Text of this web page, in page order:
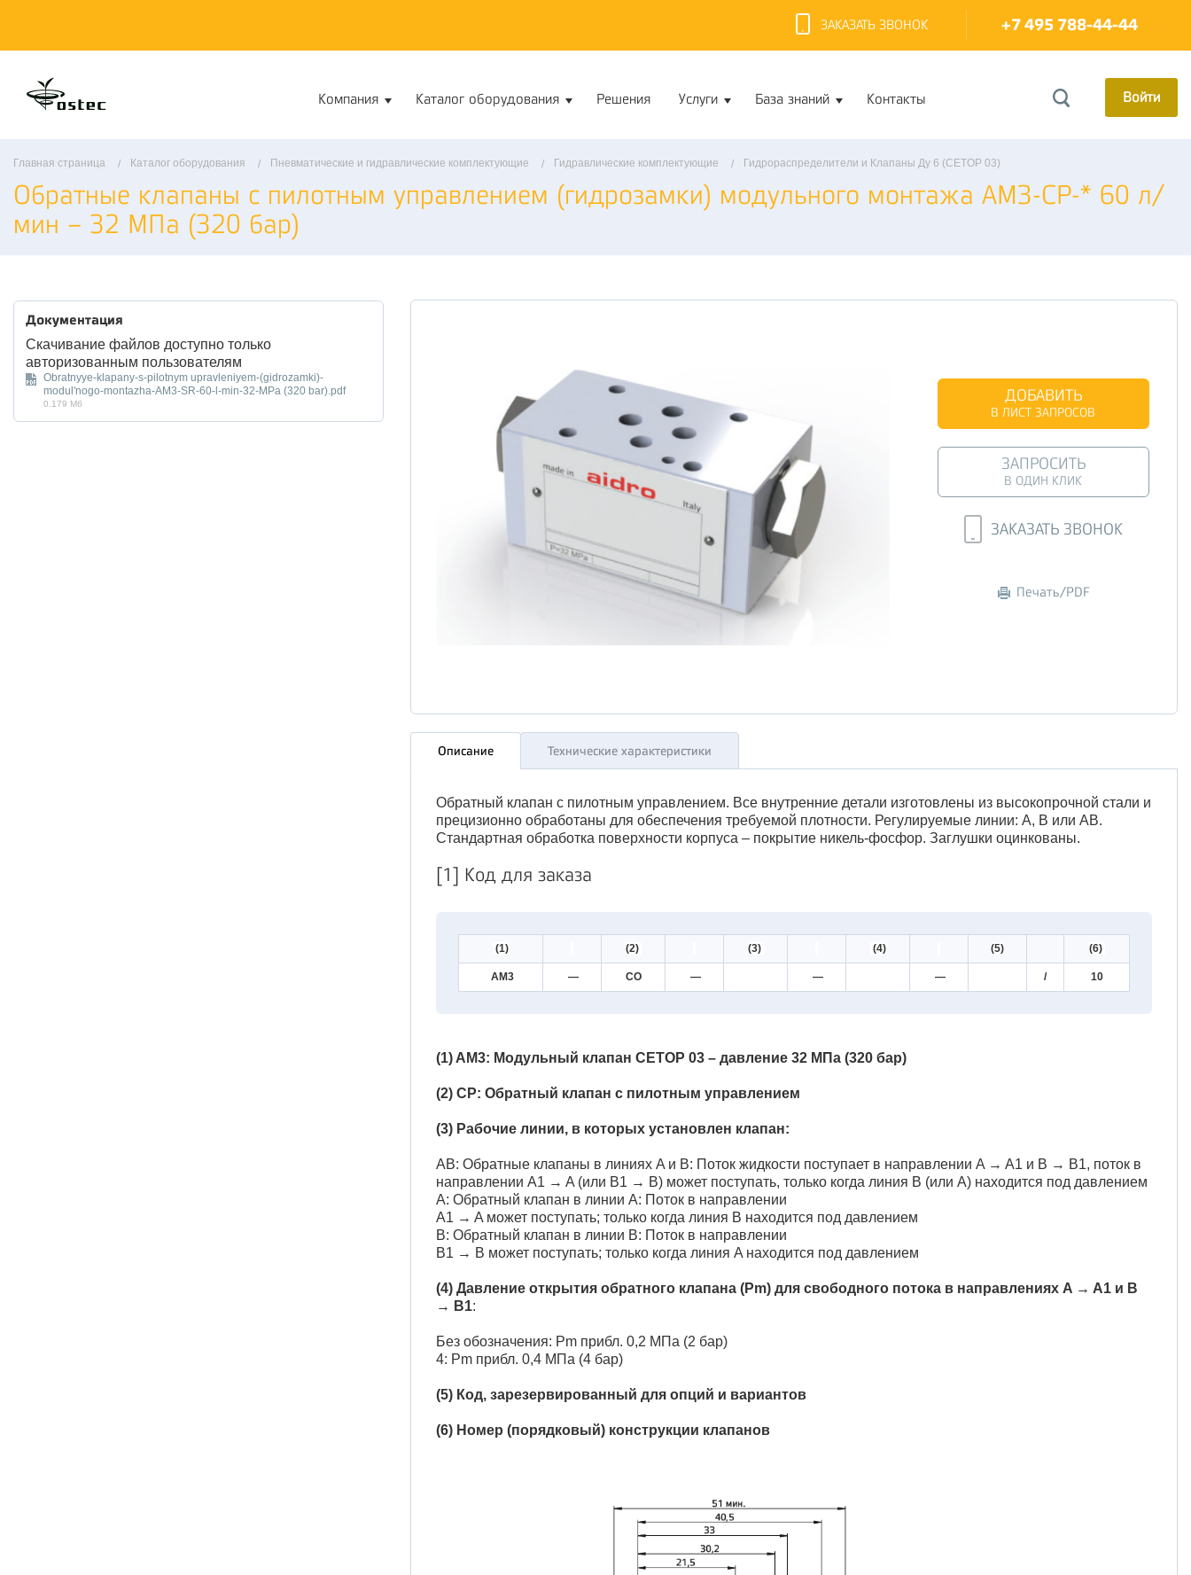
ЗАКАЗАТЬ ЗВОНОК +7 495 788-44-44
Компания Каталог оборудования Решения Услуги База знаний Контакты Войти
Главная страница Каталог оборудования Пневматические и гидравлические комплектующие Гидравлические комплектующие Гидрораспределители и Клапаны Ду 6 (CETOP 03)
Обратные клапаны с пилотным управлением (гидрозамки) модульного монтажа АМ3-СP-* 60 л/
мин – 32 МПа (320 бар)
ДОБАВИТЬ
В ЛИСТ ЗАПРОСОВ
ЗАПРОСИТЬ
В ОДИН КЛИК
ЗАКАЗАТЬ ЗВОНОК
Печать/PDF
Описание Технические характеристики
Обратный клапан с пилотным управлением. Все внутренние детали изготовлены из высокопрочной стали и
прецизионно обработаны для обеспечения требуемой плотности. Регулируемые линии: A, B или AB.
Стандартная обработка поверхности корпуса – покрытие никель-фосфор. Заглушки оцинкованы.
[1] Код для заказа
(1) (2) (3) (4) (5) (6)
AM3 — CO — — — / 10
(1) AM3: Модульный клапан CETOP 03 – давление 32 МПа (320 бар)
(2) CP: Обратный клапан с пилотным управлением
(3) Рабочие линии, в которых установлен клапан:
AB: Обратные клапаны в линиях A и B: Поток жидкости поступает в направлении A → A1 и B → B1, поток в
направлении A1 → A (или B1 → B) может поступать, только когда линия B (или A) находится под давлением
A: Обратный клапан в линии A: Поток в направлении
A1 → A может поступать; только когда линия B находится под давлением
B: Обратный клапан в линии B: Поток в направлении
B1 → B может поступать; только когда линия A находится под давлением
(4) Давление открытия обратного клапана (Pm) для свободного потока в направлениях A → A1 и B
→ B1:
Без обозначения: Pm прибл. 0,2 МПа (2 бар)
4: Pm прибл. 0,4 МПа (4 бар)
(5) Код, зарезервированный для опций и вариантов
(6) Номер (порядковый) конструкции клапанов
Документация
Скачивание файлов доступно только
авторизованным пользователям
Obratnyye-klapany-s-pilotnym upravleniyem-(gidrozamki)-
modul'nogo-montazha-AM3-SR-60-l-min-32-MPa (320 bar).pdf
0.179 Мб